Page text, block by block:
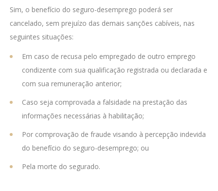
Sim, o benefício do seguro-desemprego poderá ser
cancelado, sem prejuízo das demais sanções cabíveis, nas
seguintes situações:
Em caso de recusa pelo empregado de outro emprego
condizente com sua qualificação registrada ou declarada e
com sua remuneração anterior;
Caso seja comprovada a falsidade na prestação das
informações necessárias à habilitação;
Por comprovação de fraude visando à percepção indevida
do benefício do seguro-desemprego; ou
Pela morte do segurado.